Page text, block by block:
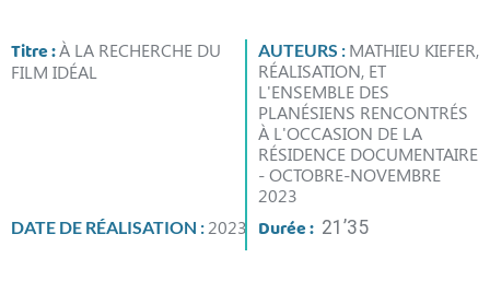
Titre :À LA RECHERCHE DU
FILM IDÉAL
AUTEURS : MATHIEU KIEFER,
RÉALISATION, ET
L'ENSEMBLE DES
PLANÉSIENS RENCONTRÉS
À L'OCCASION DE LA
RÉSIDENCE DOCUMENTAIRE
- OCTOBRE-NOVEMBRE
2023
DATE DE RÉALISATION : 2023 Durée : 21’35